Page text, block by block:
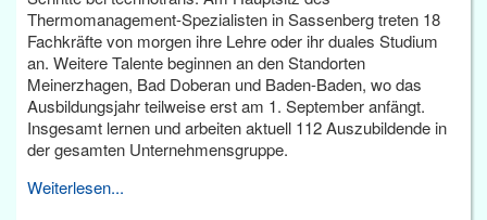
Thermomanagement-Spezialisten in Sassenberg treten 18
Fachkräfte von morgen ihre Lehre oder ihr duales Studium
an. Weitere Talente beginnen an den Standorten
Meinerzhagen, Bad Doberan und Baden-Baden, wo das
Ausbildungsjahr teilweise erst am 1. September anfängt.
Insgesamt lernen und arbeiten aktuell 112 Auszubildende in
der gesamten Unternehmensgruppe.
Weiterlesen...